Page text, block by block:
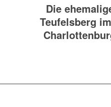
Die
Teufelsberg